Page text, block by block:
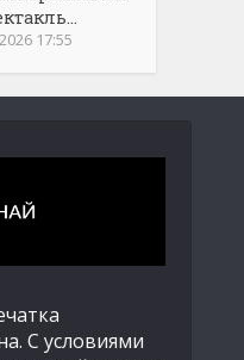
17:55
С условиями